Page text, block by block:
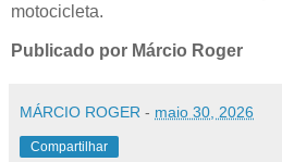
motocicleta.
Publicado por Márcio Roger
MÁRCIO ROGER - maio 30, 2026
Compartilhar